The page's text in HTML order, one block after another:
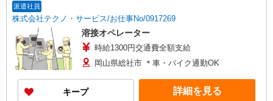
派遣社員
株式会社テクノ・サービス/お仕事No/0917269
溶接オペレーター
時給1300円交通費全額支給
岡山県総社市 ＊車・バイク通勤OK
キープ 詳細を見る